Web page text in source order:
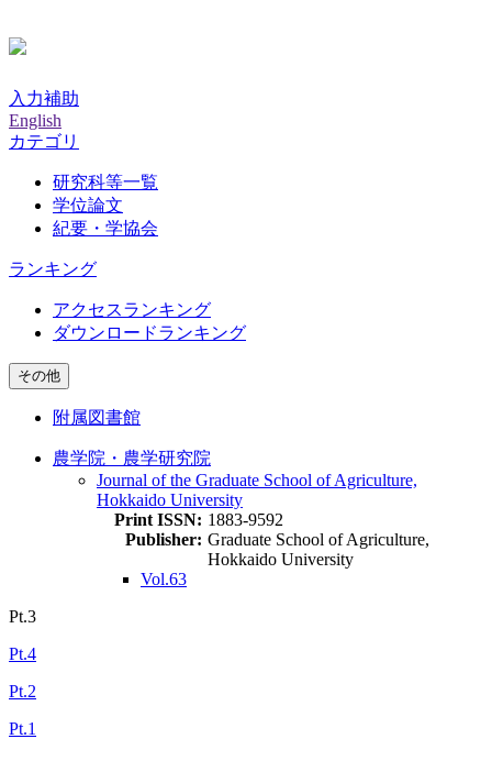
入力補助
English
カテゴリ
研究科等一覧
学位論文
紀要・学協会
ランキング
アクセスランキング
ダウンロードランキング
その他
附属図書館
農学院・農学研究院
Journal of the Graduate School of Agriculture,
Hokkaido University
Print ISSN: 1883-9592
Publisher: Graduate School of Agriculture,
Hokkaido University
Vol.63
Pt.3
Pt.4
Pt.2
Pt.1